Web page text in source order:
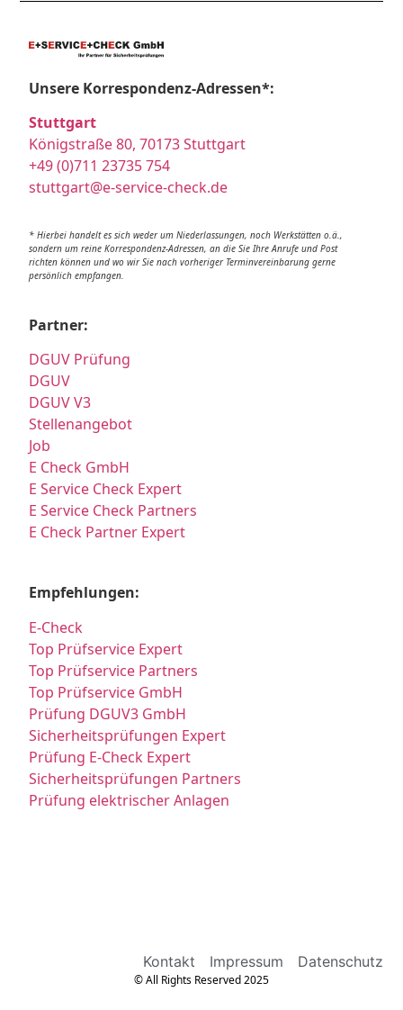
Unsere Korrespondenz-Adressen*:
Stuttgart
Königstraße 80, 70173 Stuttgart
+49 (0)711 23735 754
stuttgart@e-service-check.de
* Hierbei handelt es sich weder um Niederlassungen, noch Werkstätten o.ä.,
sondern um reine Korrespondenz-Adressen, an die Sie Ihre Anrufe und Post
richten können und wo wir Sie nach vorheriger Terminvereinbarung gerne
persönlich empfangen.
Partner:
DGUV Prüfung
DGUV
DGUV V3
Stellenangebot
Job
E Check GmbH
E Service Check Expert
E Service Check Partners
E Check Partner Expert
Empfehlungen:
E-Check
Top Prüfservice Expert
Top Prüfservice Partners
Top Prüfservice GmbH
Prüfung DGUV3 GmbH
Sicherheitsprüfungen Expert
Prüfung E-Check Expert
Sicherheitsprüfungen Partners
Prüfung elektrischer Anlagen
Kontakt Impressum Datenschutz
© All Rights Reserved 2025